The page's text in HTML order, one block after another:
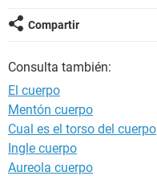
Compartir
Consulta también:
El cuerpo
Mentón cuerpo
Cual es el torso del cuerpo
Ingle cuerpo
Aureola cuerpo